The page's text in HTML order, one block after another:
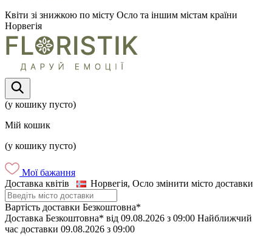
Квіти зі знижкою по місту Осло та іншим містам країни
Норвегія
(у кошику пусто)
Мій кошик
(у кошику пусто)
Мої бажання
Доставка квітів
Норвегія, Осло змінити місто доставки
Вартість доставки Безкоштовна*
Доставка Безкоштовна* від 09.08.2026 з 09:00 Найближчий
час доставки 09.08.2026 з 09:00